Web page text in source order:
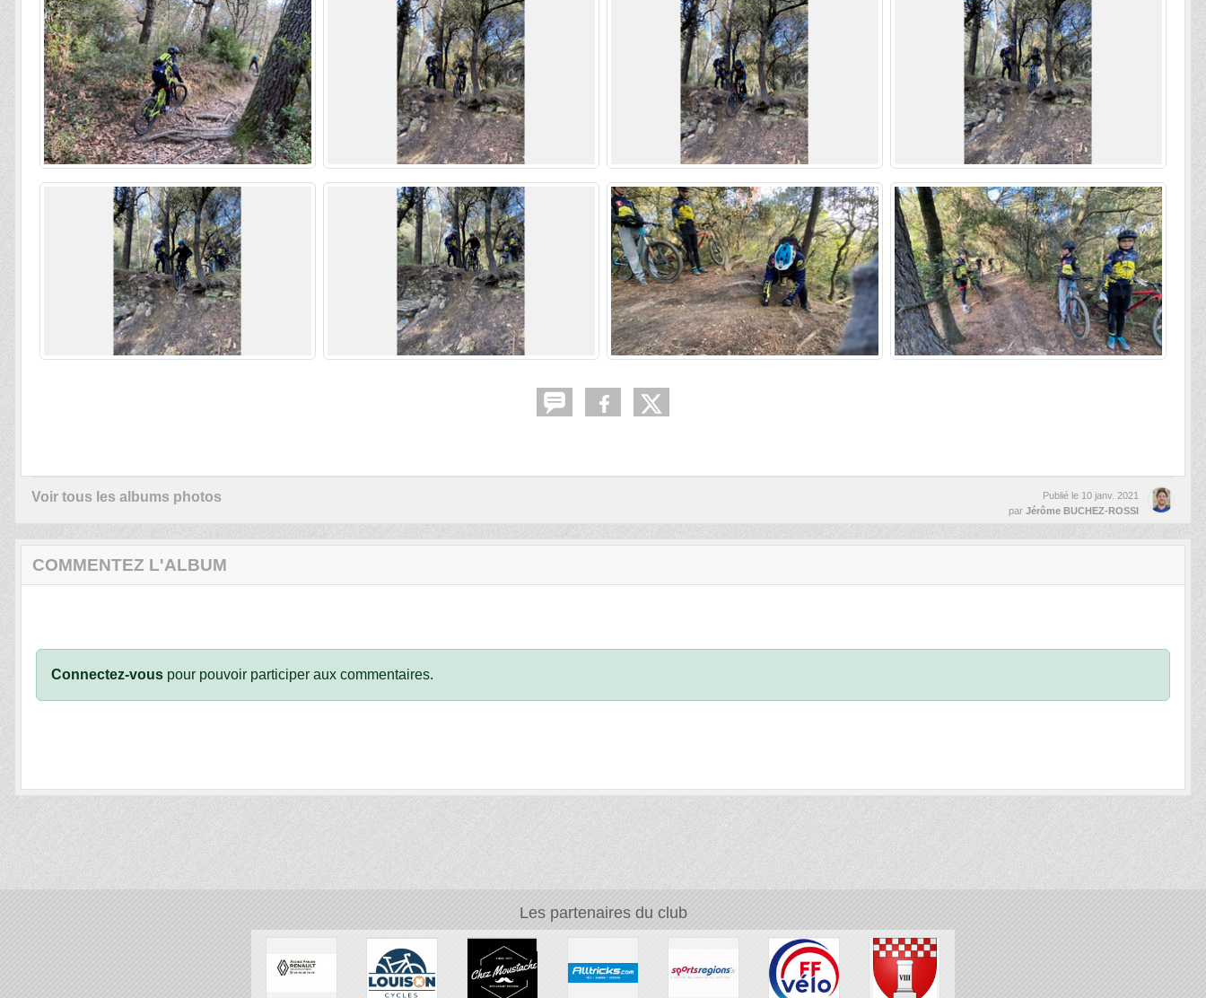
Voir tous les albums photos Publié le 10 janv. 2021
par Jérôme BUCHEZ-ROSSI
COMMENTEZ L'ALBUM
Connectez-vous pour pouvoir participer aux commentaires.
Les partenaires du club